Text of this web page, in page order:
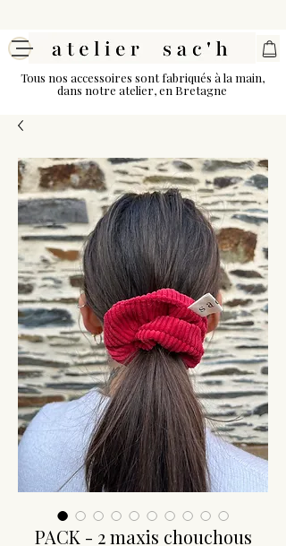
Tous nos accessoires sont fabriqués à la main,
dans notre atelier, en Bretagne
PACK - 2 maxis chouchous